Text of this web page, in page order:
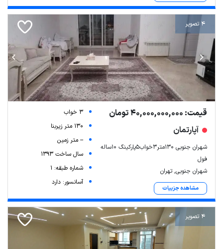
4 تصویر
قیمت: 40,000,000,000 تومان
آپارتمان
شهران جنوبی ۱۳۰متر۳خواب۵پارکینگ ۱۰ساله
فول
شهران جنوبی, تهران
مشاهده جزییات
3 خواب
130 متر زیربنا
-- متر زمین
سال ساخت 1393
شماره طبقه: 1
آسانسور: دارد
4 تصویر